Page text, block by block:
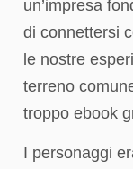
un’impresa
di connettersi
le nostre
terreno
troppo ebook
I personaggi